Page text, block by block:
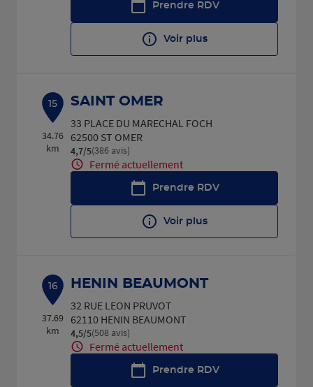
Prendre RDV
Voir plus
15
34.76
km
SAINT OMER
33 PLACE DU MARECHAL FOCH
62500 ST OMER
4,7/5Note de 4.7 sur 5
(386 avis)
Fermé actuellement
Prendre RDV
Voir plus
16
37.69
km
HENIN BEAUMONT
32 RUE LEON PRUVOT
62110 HENIN BEAUMONT
4,5/5Note de 4.5 sur 5
(508 avis)
Fermé actuellement
Prendre RDV